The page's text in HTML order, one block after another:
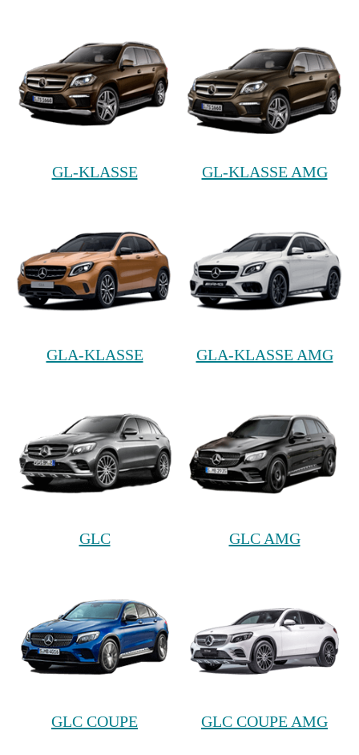
GL-KLASSE GL-KLASSE AMG
GLA-KLASSE GLA-KLASSE AMG
GLC GLC AMG
GLC COUPE GLC COUPE AMG